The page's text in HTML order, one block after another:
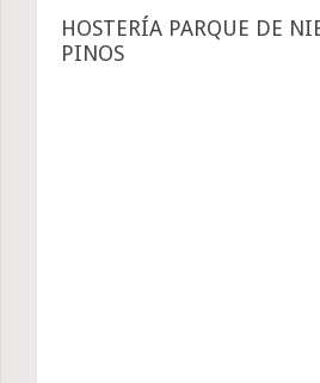
HOSTERÍA PARQUE DE
PINOS